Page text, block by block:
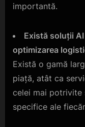
importantă.
Există soluții
optimizarea
Există o gamă
piață, atât ca
celei mai potrivite
specifice ale